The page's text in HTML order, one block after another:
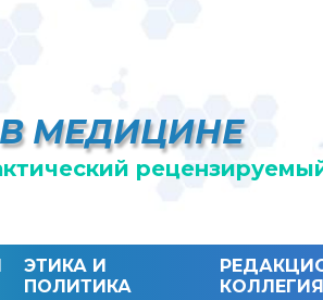
МЕДИЦИНЕ
ЭТИКА И
ПОЛИТИКА
КОЛЛЕГИЯ